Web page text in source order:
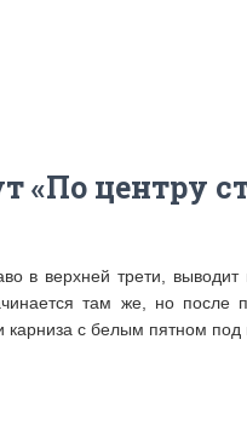
центру
в верхней трети,
там же, но после
карниза с белым пятном под